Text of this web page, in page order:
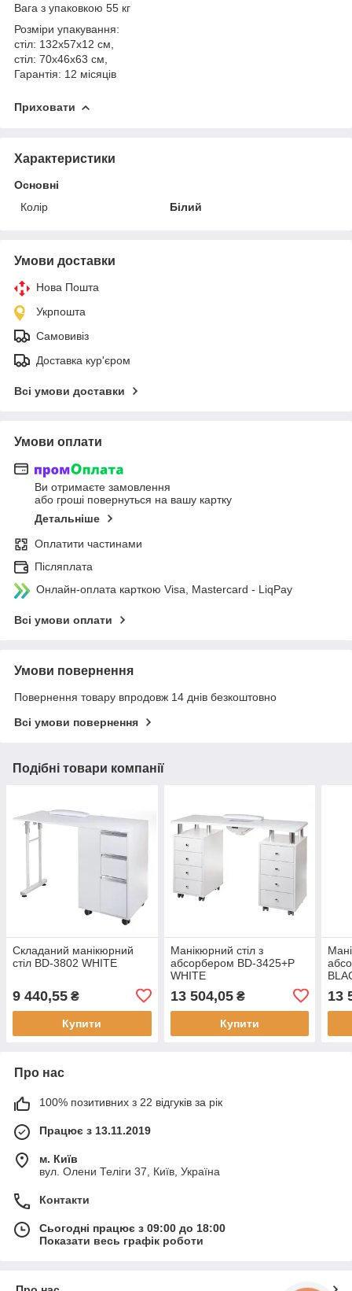
Вага з упаковкою 55 кг
Розміри упакування:
стіл: 132x57x12 см,
стіл: 70x46x63 см,
Гарантія: 12 місяців
Приховати
Характеристики
Основні
Колір
Білий
Умови доставки
Нова Пошта
Укрпошта
Самовивіз
Доставка кур'єром
Всі умови доставки
Умови оплати
Ви отримаєте замовлення
або гроші повернуться на вашу картку
Детальніше
Оплатити частинами
Післяплата
Онлайн-оплата карткою Visa, Mastercard - LiqPay
Всі умови оплати
Умови повернення
Повернення товару впродовж 14 днів безкоштовно
Всі умови повернення
Подібні товари компанії
Складаний манікюрний
стіл BD-3802 WHITE
9 440,55 ₴
Купити
Манікюрний стіл з
абсорбером BD-3425+P
WHITE
13 504,05₴
Купити
13
Про нас
100% позитивних з 22 відгуків за рік
Працює з 13.11.2019
м. Київ
вул. Олени Теліги 37, Київ, Україна
Контакти
Сьогодні працює з 09:00 до 18:00
Показати весь графік роботи